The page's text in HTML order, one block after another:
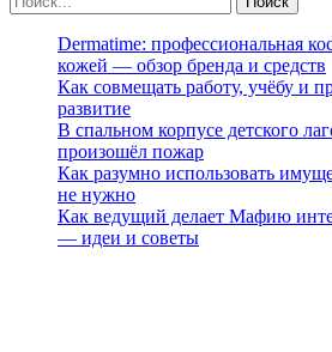
Dermatime: профессиональная
кожей — обзор бренда и средств
Как совмещать работу, учёбу и
развитие
В спальном корпусе детского
произошёл пожар
Как разумно использовать
не нужно
Как ведущий делает Мафию
— идеи и советы